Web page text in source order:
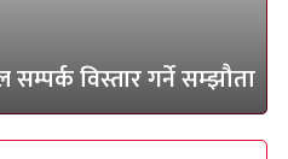
विस्तार गर्ने सम्झौता